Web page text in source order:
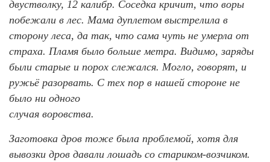
двустволку, 12 калибр. Соседка кричит, что воры
побежали в лес. Мама дуплетом выстрелила в
сторону леса, да так, что сама чуть не умерла от
страха. Пламя было больше метра. Видимо, заряды
были старые и порох слежался. Могло, говорят, и
ружьё разорвать. С тех пор в нашей стороне не
было ни одного
случая воровства.
Заготовка дров тоже была проблемой, хотя для
вывозки дров давали лошадь со стариком-возчиком.